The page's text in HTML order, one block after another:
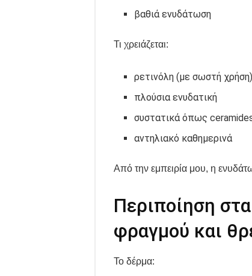
βαθιά ενυδάτωση
Τι χρειάζεται:
ρετινόλη (με σωστή χρήση)
πλούσια ενυδατική
συστατικά όπως
αντηλιακό καθημερινά
Από την εμπειρία μου, η
Περιποίηση
φραγμού και
Το δέρμα: